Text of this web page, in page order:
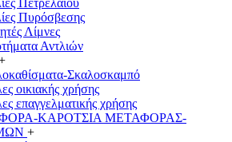
Πετρελαίου
Πυρόσβεσης
Λίμνες
Αντλιών
Σκαλοσκαμπό
οικιακής χρήσης
επαγγελματικής χρήσης
ΚΑΡΟΤΣΙΑ ΜΕΤΑΦΟΡΑΣ-
+